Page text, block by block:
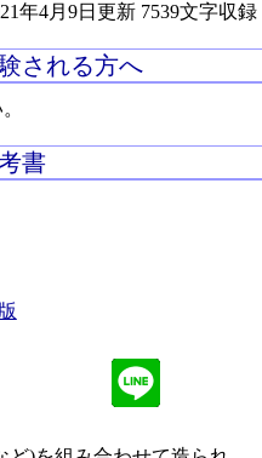
年4月9日更新 7539文字収録
される方へ
書